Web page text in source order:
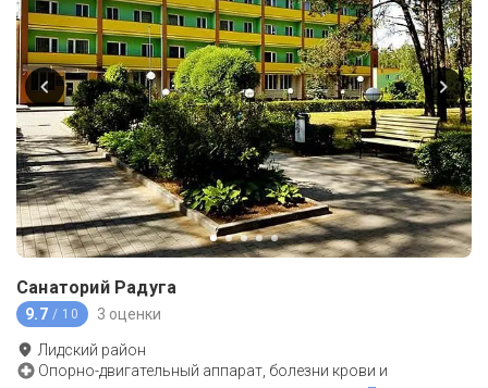
Санаторий Радуга
9.7 / 10 3 оценки
Лидский район
Опорно-двигательный аппарат, болезни крови и